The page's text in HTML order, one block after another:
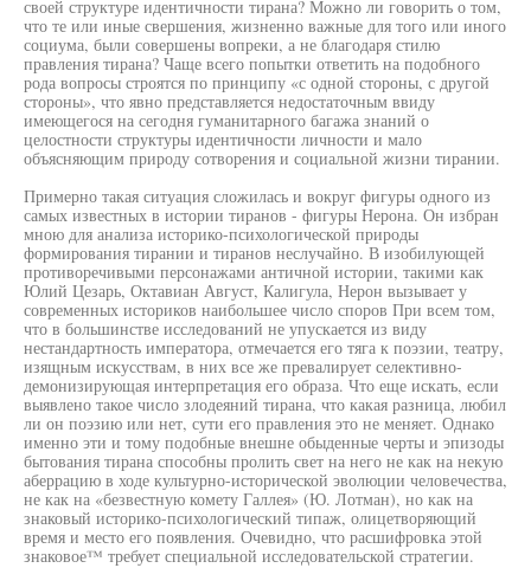
своей структуре идентичности тирана? Можно ли говорить о том,
что те или иные свершения, жизненно важные для того или иного
социума, были совершены вопреки, а не благодаря стилю
правления тирана? Чаще всего попытки ответить на подобного
рода вопросы строятся по принципу «с одной стороны, с другой
стороны», что явно представляется недостаточным ввиду
имеющегося на сегодня гуманитарного багажа знаний о
целостности структуры идентичности личности и мало
объясняющим природу сотворения и социальной жизни тирании.
Примерно такая ситуация сложилась и вокруг фигуры одного из
самых известных в истории тиранов - фигуры Нерона. Он избран
мною для анализа историко-психологической природы
формирования тирании и тиранов неслучайно. В изобилующей
противоречивыми персонажами античной истории, такими как
Юлий Цезарь, Октавиан Август, Калигула, Нерон вызывает у
современных историков наибольшее число споров При всем том,
что в большинстве исследований не упускается из виду
нестандартность императора, отмечается его тяга к поэзии, театру,
изящным искусствам, в них все же превалирует селективно-
демонизирующая интерпретация его образа. Что еще искать, если
выявлено такое число злодеяний тирана, что какая разница, любил
ли он поэзию или нет, сути его правления это не меняет. Однако
именно эти и тому подобные внешне обыденные черты и эпизоды
бытования тирана способны пролить свет на него не как на некую
аберрацию в ходе культурно-исторической эволюции человечества,
не как на «безвестную комету Галлея» (Ю. Лотман), но как на
знаковый историко-психологический типаж, олицетворяющий
время и место его появления. Очевидно, что расшифровка этой
знаковое™ требует специальной исследовательской стратегии.